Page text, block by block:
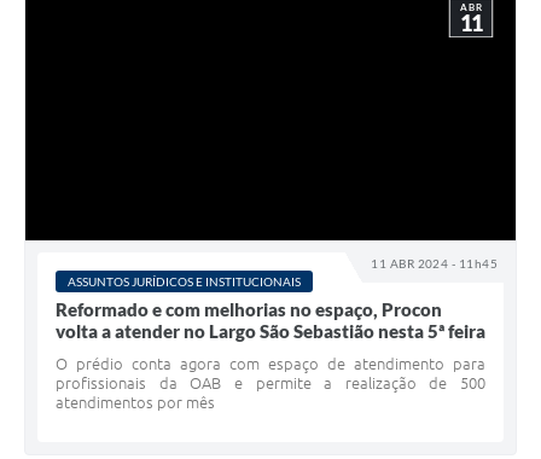
11 ABR 2024 - 11h45
ABR
11
ASSUNTOS JURÍDICOS E INSTITUCIONAIS
Reformado e com melhorias no espaço, Procon
volta a atender no Largo São Sebastião nesta 5ª feira
O prédio conta agora com espaço de atendimento para
profissionais da OAB e permite a realização de 500
atendimentos por mês